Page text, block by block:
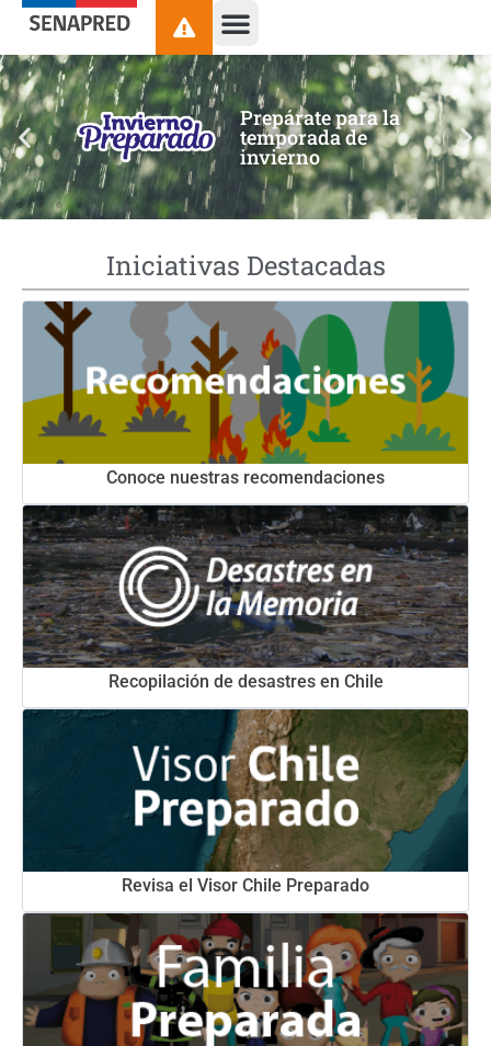
contenido
Prepárate para la
temporada de
invierno
Iniciativas Destacadas
Conoce nuestras recomendaciones
Recopilación de desastres en Chile
Revisa el Visor Chile Preparado